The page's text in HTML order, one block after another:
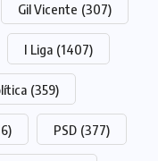
Gil Vicente (307)
I Liga (1407)
(359)
PSD (377)